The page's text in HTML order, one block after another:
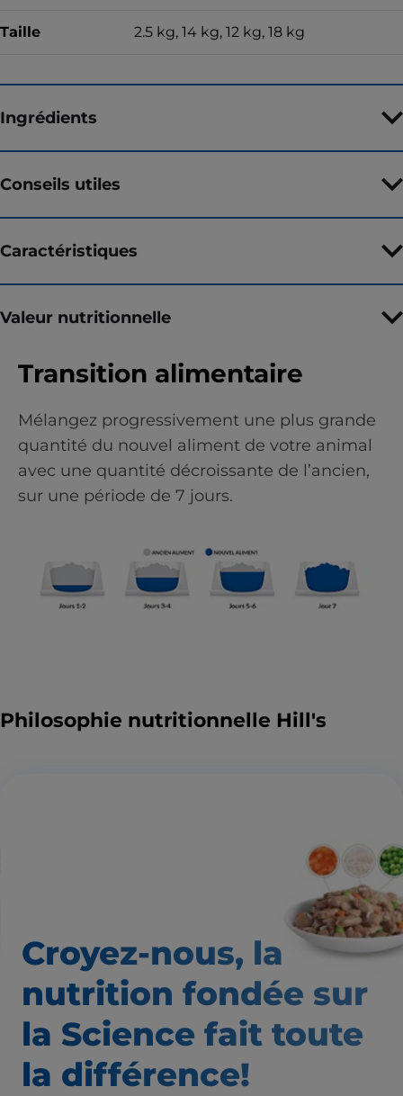
Taille 2.5 kg, 14 kg, 12 kg, 18 kg
Ingrédients
Conseils utiles
Caractéristiques
Valeur nutritionnelle
Transition alimentaire
Mélangez progressivement une plus grande
quantité du nouvel aliment de votre animal
avec une quantité décroissante de l’ancien,
sur une période de 7 jours.
Philosophie nutritionnelle Hill's
Croyez-nous, la
nutrition fondée sur
la Science fait toute
la différence!